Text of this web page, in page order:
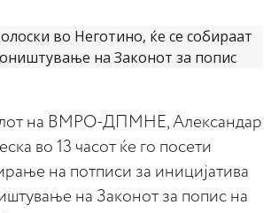
на ВМРО-ДПМНЕ, Александар
во 13 часот ќе го посети
на потписи за иницијатива
на Законот за попис на